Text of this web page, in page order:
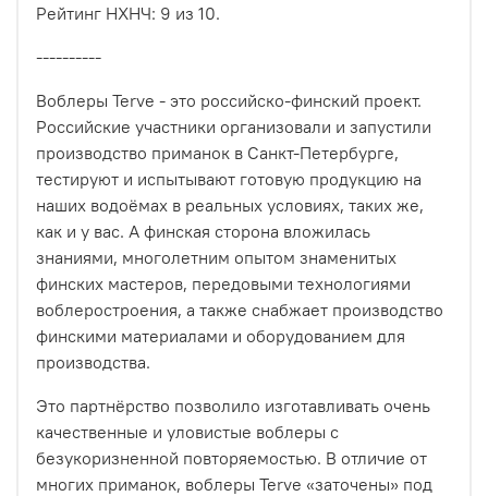
Рейтинг НХНЧ: 9 из 10.
----------
Воблеры Terve - это российско-финский проект.
Российские участники организовали и запустили
производство приманок в Санкт-Петербурге,
тестируют и испытывают готовую продукцию на
наших водоёмах в реальных условиях, таких же,
как и у вас. А финская сторона вложилась
знаниями, многолетним опытом знаменитых
финских мастеров, передовыми технологиями
воблеростроения, а также снабжает производство
финскими материалами и оборудованием для
производства.
Это партнёрство позволило изготавливать очень
качественные и уловистые воблеры с
безукоризненной повторяемостью. В отличие от
многих приманок, воблеры Terve «заточены» под